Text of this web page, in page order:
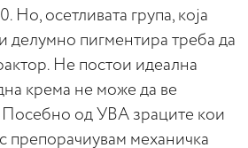
Но, осетливата група, која
делумно пигментира треба да
Не постои идеална
крема не може да ве
Посебно од УВА зраците кои
препорачиувам механичка